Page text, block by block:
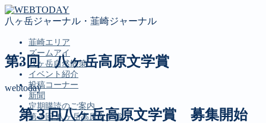
八ヶ岳ジャーナル・韮崎ジャーナル
韮崎エリア
ズームアイ
八ヶ岳自然散策
イベント紹介
投稿コーナー
新聞
定期購読のご案内
第４回 八ヶ岳高原文学賞
第3回 八ヶ岳高原文学賞
webtoday
第３回八ヶ岳高原文学賞 募集開始